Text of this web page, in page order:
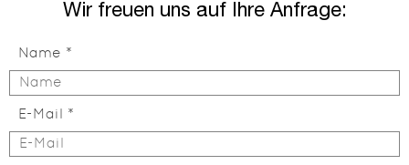
Wir freuen uns auf Ihre Anfrage:
Name
E-Mail